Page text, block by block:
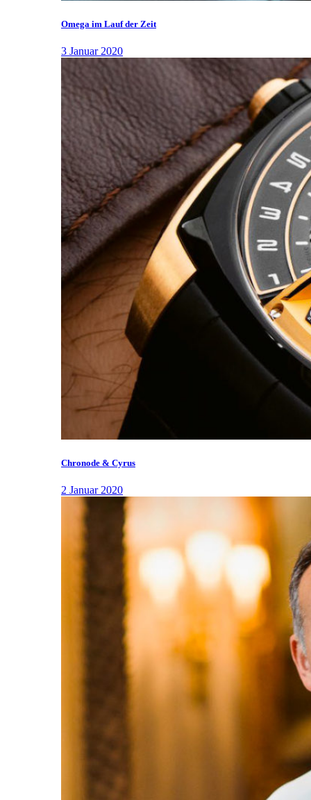
Omega im Lauf der Zeit
3 Januar 2020
Chronode & Cyrus
2 Januar 2020